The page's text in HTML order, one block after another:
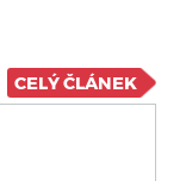
CELÝ ČLÁNEK